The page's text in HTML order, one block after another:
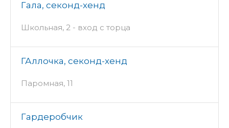
Гала, секонд-хенд
Школьная, 2 - вход с торца
ГАллочка, секонд-хенд
Паромная, 11
Гардеробчик